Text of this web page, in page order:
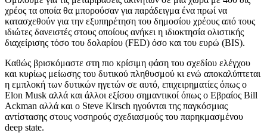
χρέος τα οποία θα μπορούσαν για παράδειγμα ένα πρωί να
κατασχεθούν για την εξυπηρέτηση του δημοσίου χρέους από τους
ιδιώτες δανειστές στους οποίους ανήκει η ιδιοκτησία ολιστικής
διαχείρισης τόσο του δολαρίου (FED) όσο και του ευρώ (BIS).
Καθώς βρισκόμαστε στη πιο κρίσιμη φάση του σχεδίου ελέγχου
και κυρίως μείωσης του δυτικού πληθυσμού κι ενώ αποκαλύπτεται
η εμπλοκή των δυτικών ηγετών σε αυτό, επιχειρηματίες όπως ο
Elon Musk αλλά και άλλοι εξίσου σημαντικοί όπως ο Eβραίος Bill
Ackman αλλά και ο Steve Kirsch ηγούνται της παγκόσμιας
αντίστασης στους νοσηρούς σχεδιασμούς του παρηκμασμένου
deep state.